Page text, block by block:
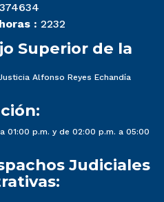
: 2232
Superior de la
Alfonso Reyes Echandía
01:00 p.m. y de 02:00 p.m. a 05:00
Judiciales